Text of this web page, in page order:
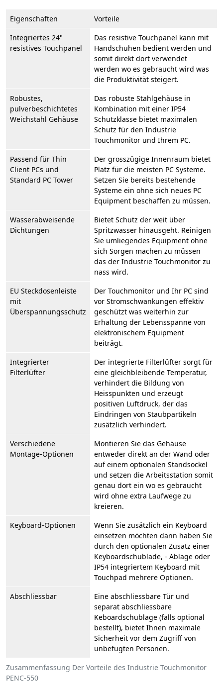
Zusammenfassung Der Vorteile des Industrie Touchmonitor
PENC-550
Eigenschaften
Vorteile
Integriertes 24"
resistives Touchpanel
Das resistive Touchpanel kann mit
Handschuhen bedient werden und
somit direkt dort verwendet
werden wo es gebraucht wird was
die Produktivität steigert.
Robustes,
pulverbeschichtetes
Weichstahl Gehäuse
Das robuste Stahlgehäuse in
Kombination mit einer IP54
Schutzklasse bietet maximalen
Schutz für den Industrie
Touchmonitor und Ihrem PC.
Passend für Thin
Client PCs und
Standard PC Tower
Der grosszügige Innenraum bietet
Platz für die meisten PC Systeme.
Setzen Sie bereits bestehende
Systeme ein ohne sich neues PC
Equipment beschaffen zu müssen.
Wasserabweisende
Dichtungen
Bietet Schutz der weit über
Spritzwasser hinausgeht. Reinigen
Sie umliegendes Equipment ohne
sich Sorgen machen zu müssen
das der Industrie Touchmonitor zu
nass wird.
EU Steckdosenleiste
mit
Überspannungsschutz
Der Touchmonitor und Ihr PC sind
vor Stromschwankungen effektiv
geschützt was weiterhin zur
Erhaltung der Lebensspanne von
elektronischem Equipment
beiträgt.
Integrierter
Filterlüfter
Der integrierte Filterlüfter sorgt für
eine gleichbleibende Temperatur,
verhindert die Bildung von
Heisspunkten und erzeugt
positiven Luftdruck, der das
Eindringen von Staubpartikeln
zusätzlich verhindert.
Verschiedene
Montage-Optionen
Montieren Sie das Gehäuse
entweder direkt an der Wand oder
auf einem optionalen Standsockel
und setzen die Arbeitsstation somit
genau dort ein wo es gebraucht
wird ohne extra Laufwege zu
kreieren.
Keyboard-Optionen
Wenn Sie zusätzlich ein Keyboard
einsetzen möchten dann haben Sie
durch den optionalen Zusatz einer
Keyboardschublade, - Ablage oder
IP54 integriertem Keyboard mit
Touchpad mehrere Optionen.
Abschliessbar
Eine abschliessbare Tür und
separat abschliessbare
Keboardschublage (falls optional
bestellt), bietet Ihnen maximale
Sicherheit vor dem Zugriff von
unbefugten Personen.